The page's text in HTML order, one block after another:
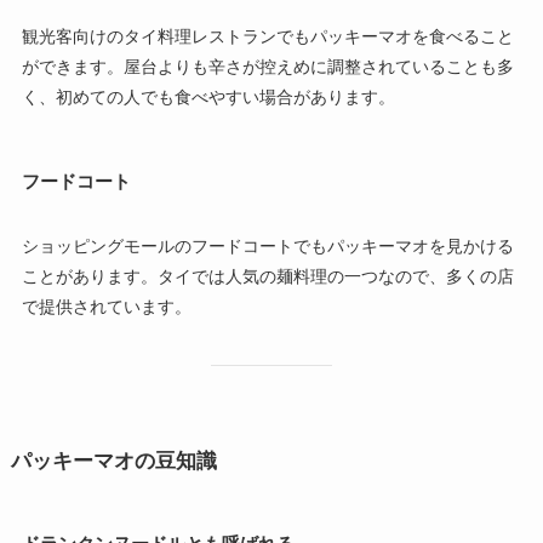
観光客向けのタイ料理レストランでもパッキーマオを食べること
ができます。屋台よりも辛さが控えめに調整されていることも多
く、初めての人でも食べやすい場合があります。
フードコート
ショッピングモールのフードコートでもパッキーマオを見かける
ことがあります。タイでは人気の麺料理の一つなので、多くの店
で提供されています。
パッキーマオの豆知識